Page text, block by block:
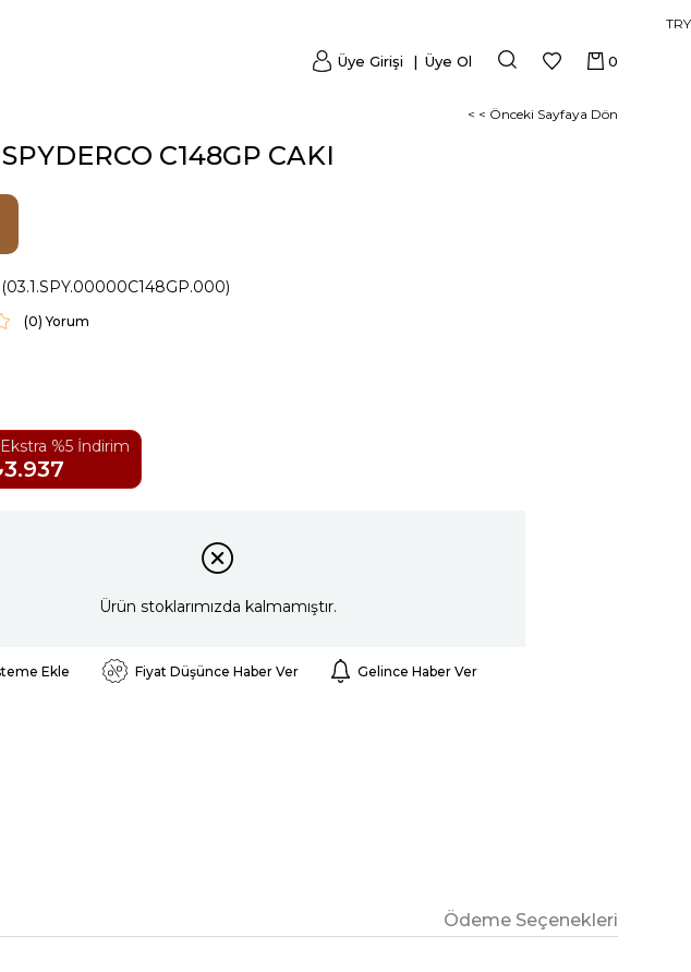
TRY
0
Üye Girişi Üye Ol
< < Önceki Sayfaya Dön
SPYDERCO C148GP CAKI
(03.1.SPY.00000C148GP.000)
(0)
%5 İndirim
Ürün stoklarımızda kalmamıştır.
Ekle Fiyat Düşünce Haber Ver Gelince Haber Ver
Ödeme Seçenekleri